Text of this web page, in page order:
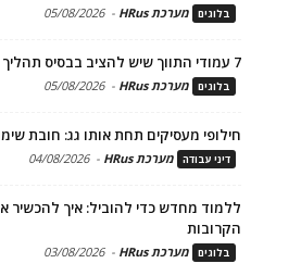
בלוגים מערכת HRus -
05/08/2026
7 עמודי התווך שיש להציב בבסיס תהליך הגיוס ומיתוג המעסיק
בלוגים מערכת HRus -
05/08/2026
חילופי מעסיקים תחת אותו גג: חובת
דיני עבודה מערכת HRus -
04/08/2026
ללמוד מחדש כדי להוביל: איך
הקרובות
בלוגים מערכת HRus -
03/08/2026